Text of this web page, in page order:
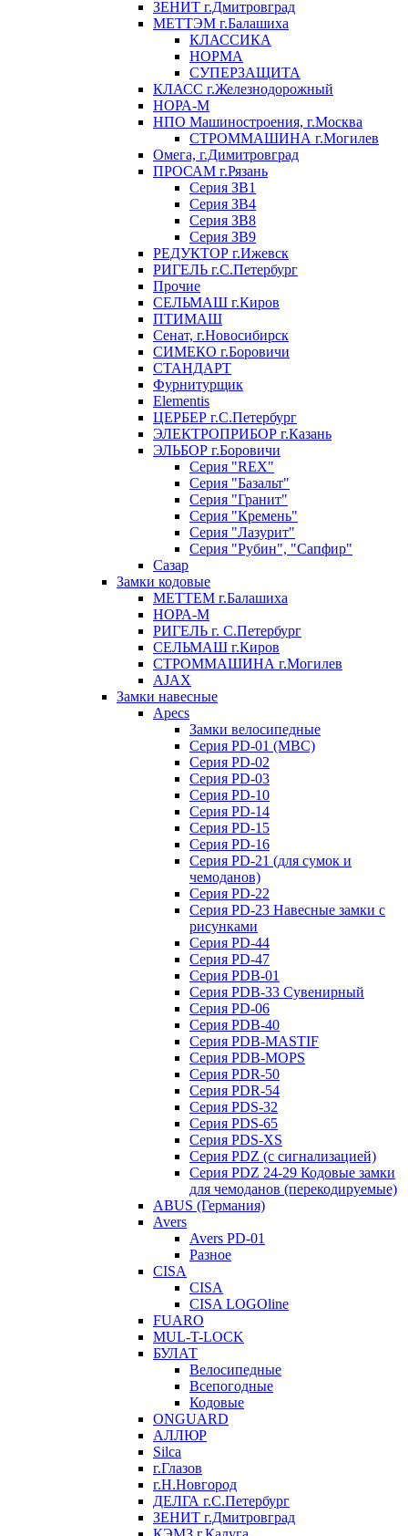
ЗЕНИТ г.Дмитровград
МЕТТЭМ г.Балашиха
КЛАССИКА
НОРМА
СУПЕРЗАЩИТА
КЛАСС г.Железнодорожный
НОРА-М
НПО Машиностроения, г.Москва
СТРОММАШИНА г.Могилев
Омега, г.Димитровград
ПРОСАМ г.Рязань
Серия ЗВ1
Серия ЗВ4
Серия ЗВ8
Серия ЗВ9
РЕДУКТОР г.Ижевск
РИГЕЛЬ г.С.Петербург
Прочие
СЕЛЬМАШ г.Киров
ПТИМАШ
Сенат, г.Новосибирск
СИМЕКО г.Боровичи
СТАНДАРТ
Фурнитурщик
Elementis
ЦЕРБЕР г.С.Петербург
ЭЛЕКТРОПРИБОР г.Казань
ЭЛЬБОР г.Боровичи
Серия "REX"
Серия "Базальт"
Серия "Гранит"
Серия "Кремень"
Серия "Лазурит"
Серия "Рубин", "Сапфир"
Сазар
Замки кодовые
МЕТТЕМ г.Балашиха
НОРА-М
РИГЕЛЬ г. С.Петербург
СЕЛЬМАШ г.Киров
СТРОММАШИНА г.Могилев
AJAX
Замки навесные
Apecs
Замки велосипедные
Серия PD-01 (МВС)
Серия PD-02
Серия PD-03
Серия PD-10
Серия PD-14
Серия PD-15
Серия PD-16
Серия PD-21 (для сумок и
чемоданов)
Серия PD-22
Серия PD-23 Навесные замки с
рисунками
Серия PD-44
Серия PD-47
Серия PDB-01
Серия PDB-33 Сувенирный
Серия PD-06
Серия PDB-40
Серия PDB-MASTIF
Серия PDB-MOPS
Серия PDR-50
Серия PDR-54
Серия PDS-32
Серия PDS-65
Серия PDS-XS
Серия PDZ (с сигнализацией)
Серия PDZ 24-29 Кодовые замки
для чемоданов (перекодируемые)
ABUS (Германия)
Avers
Avers PD-01
Разное
CISA
CISA
CISA LOGOline
FUARO
MUL-T-LOCK
БУЛАТ
Велосипедные
Всепогодные
Кодовые
ONGUARD
АЛЛЮР
Silca
г.Глазов
г.Н.Новгород
ДЕЛГА г.С.Петербург
ЗЕНИТ г.Дмитровград